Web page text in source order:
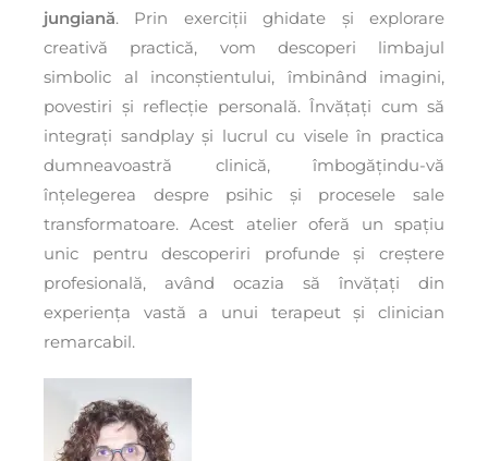
jungiană. Prin exerciții ghidate și explorare
creativă practică, vom descoperi limbajul
simbolic al inconștientului, îmbinând imagini,
povestiri și reflecție personală. Învățați cum să
integrați sandplay și lucrul cu visele în practica
dumneavoastră clinică, îmbogățindu-vă
înțelegerea despre psihic și procesele sale
transformatoare. Acest atelier oferă un spațiu
unic pentru descoperiri profunde și creștere
profesională, având ocazia să învățați din
experiența vastă a unui terapeut și clinician
remarcabil.